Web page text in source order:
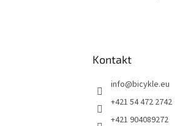
Kontakt
info@bicykle.eu
+421 54 472 2742
+421 904089272